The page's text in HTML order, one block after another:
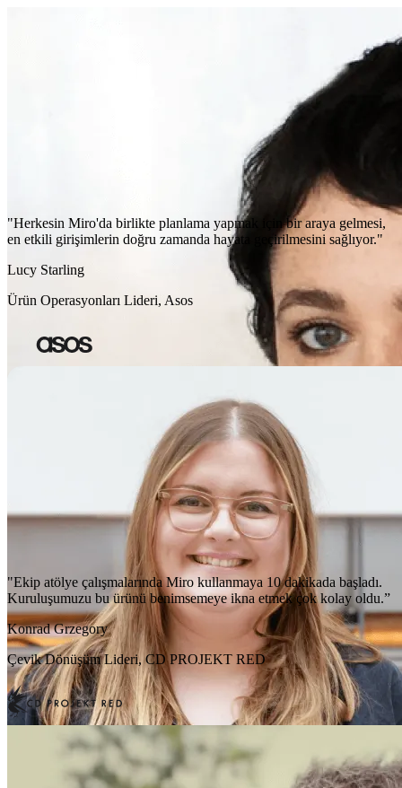
"Herkesin Miro'da birlikte planlama yapmak için bir araya gelmesi,
en etkili girişimlerin doğru zamanda hayata geçirilmesini sağlıyor."
Lucy Starling
Ürün Operasyonları Lideri, Asos
"Ekip atölye çalışmalarında Miro kullanmaya 10 dakikada başladı.
Kuruluşumuzu bu ürünü benimsemeye ikna etmek çok kolay oldu.”
Konrad Grzegory
Çevik Dönüşüm Lideri, CD PROJEKT RED